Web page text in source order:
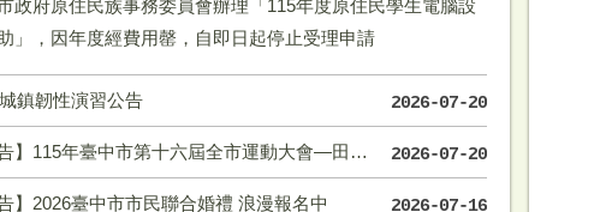
政府原住民族事務委員會辦理「115年度原住民學生電腦設
」，因年度經費用罄，自即日起停止受理申請
鎮韌性演習公告 2026-07-20
】115年臺中市第十六屆全市運動大會—田徑不成賽項目一覽表 2026-07-20
告】2026臺中市市民聯合婚禮 浪漫報名中 2026-07-16